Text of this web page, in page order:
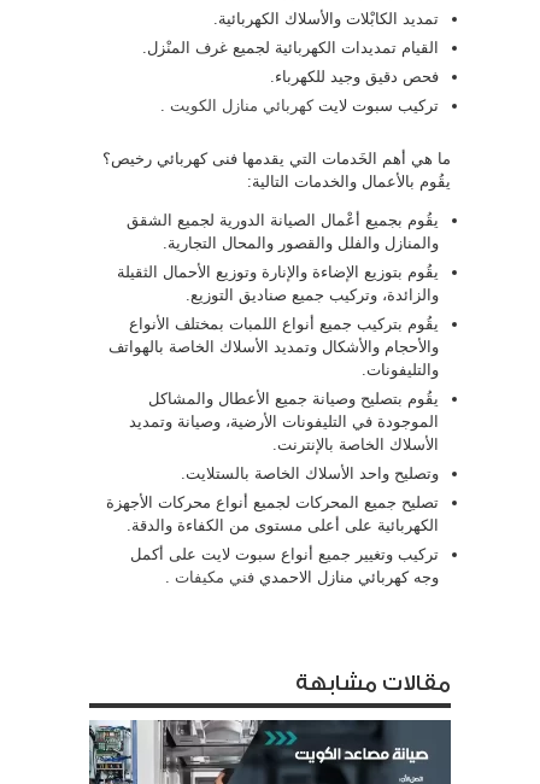
تمديد الكابْلات والأسلاك الكهربائية.
القيام تمديدات الكهربائية لجميع غرف المنْزل.
فحص دقيق وجيد للكهرباء.
تركيب سبوت لايتكهربائي منازل الكويت
ما هي أهم الخَدمات التي يقدمها فنى كهربائي رخيص؟
يقُوم بالأعمال والخدمات التالية:
يقُوم بجميع أعْمال الصيانة الدورية لجميع الشقق
والمنازل والفلل والقصور والمحال التجارية.
يقُوم بتوزيع الإضاءة والإنارة وتوزيع الأحمال الثقيلة
والزائدة، وتركيب جميع صناديق التوزيع.
يقُوم بتركيب جميع أنواع اللمبات بمختلف الأنواع
والأحجام والأشكال وتمديد الأسلاك الخاصة بالهواتف
والتليفونات.
يقُوم بتصليح وصيانة جميع الأعطال والمشاكل
الموجودة في التليفونات الأرضية، وصيانة وتمديد
الأسلاك الخاصة بالإنترنت.
وتصليح واحد الأسلاك الخاصة بالستلايت.
تصليح جميع المحركات لجميع أنواع محركات الأجهزة
الكهربائية على أعلى مستوى من الكفاءة والدقة.
تركيب وتغيير جميع أنواع سبوت لايت على أكمل
وجه كهربائي منازل الاحمدي فني مكيفات
مقالات مشابهة